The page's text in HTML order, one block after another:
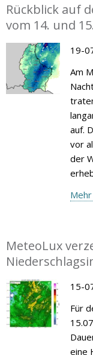
Rückblick auf
vom 14. und
19-
Am
auf.
vor
der
MeteoLux
15-
Für
eine